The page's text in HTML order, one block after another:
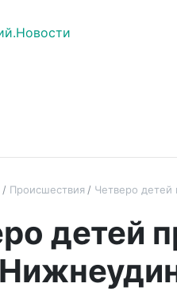
Происшествия Четверо детей
детей